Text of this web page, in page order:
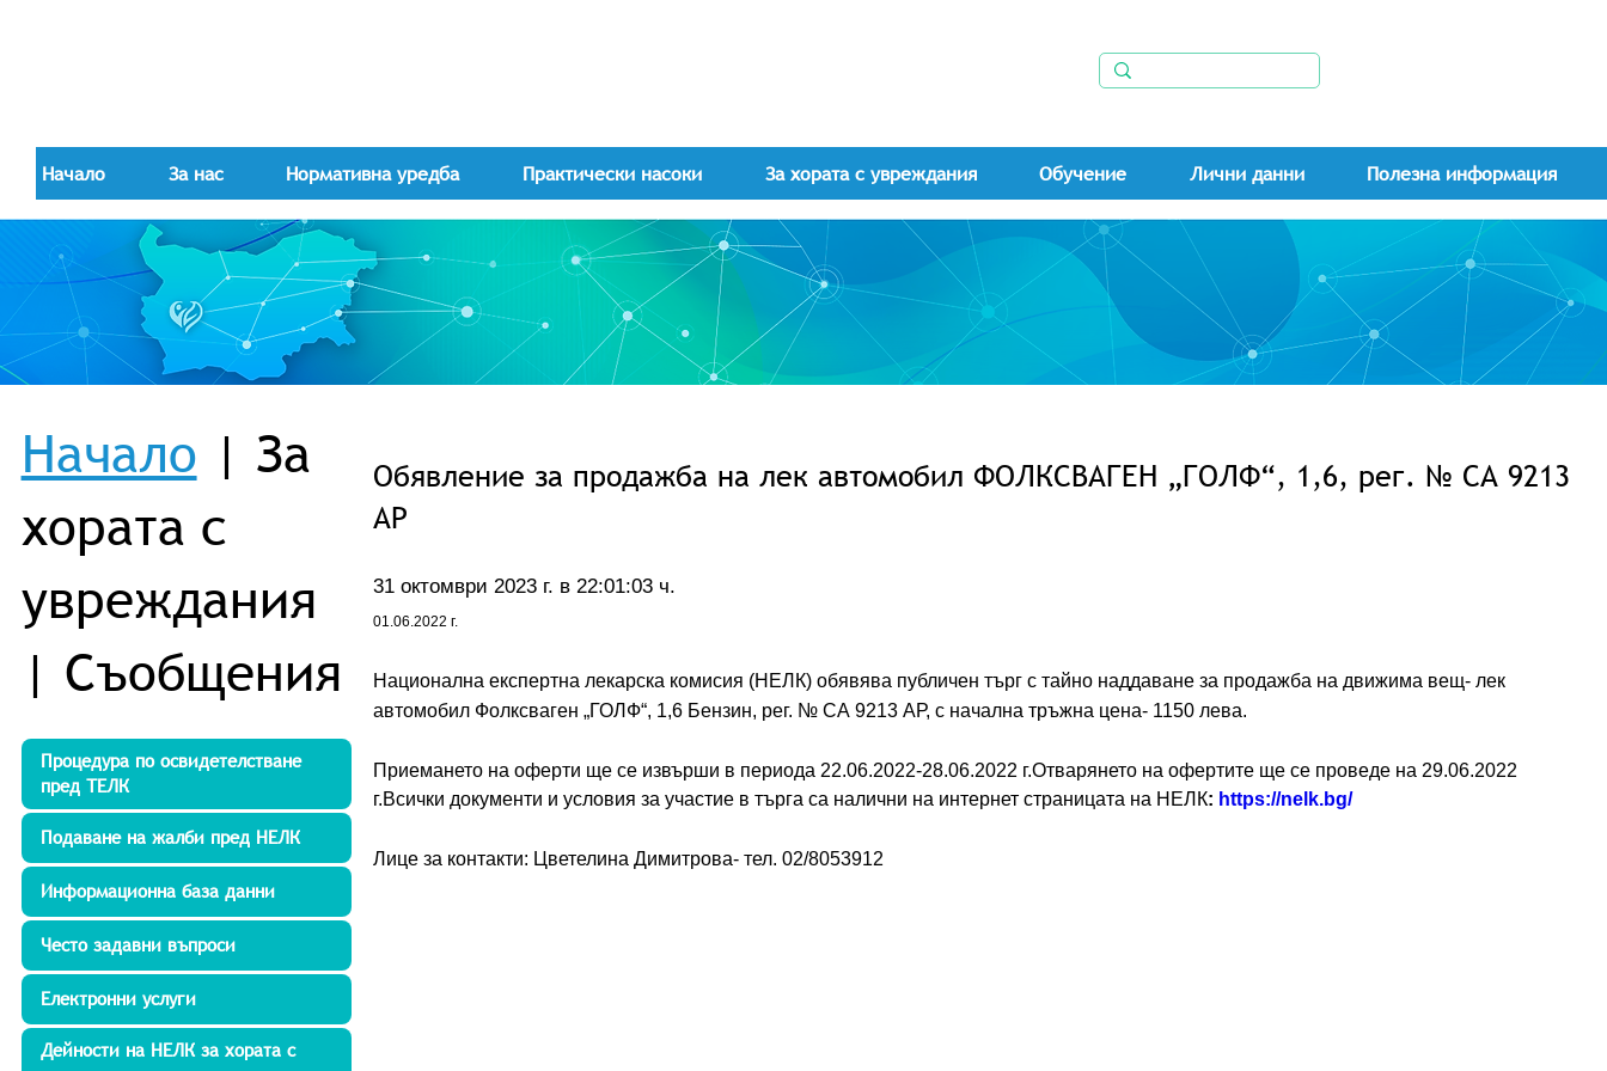
Начало За нас Нормативна уредба Практически насоки За хората с увреждания Обучение Лични данни Полезна информация
Процедура по освидетелстване
пред ТЕЛК
Подаване на жалби пред НЕЛК
Информационна база данни
Дейности на НЕЛК за хората с
Електронни услуги
Често задавни въпроси
Начало | За
хората с
увреждания
| Съобщения
Обявление за продажба на лек автомобил ФОЛКСВАГЕН „ГОЛФ“, 1,6, рег. № СА 9213
АР
01.06.2022 г.
Национална експертна лекарска комисия (НЕЛК) обявява публичен търг с тайно наддаване за продажба на движима вещ- лек
автомобил Фолксваген „ГОЛФ“, 1,6 Бензин, рег. № СА 9213 АР, с начална тръжна цена- 1150 лева.
Приемането на оферти ще се извърши в периода 22.06.2022-28.06.2022 г.Отварянето на офертите ще се проведе на 29.06.2022
г.Всички документи и условия за участие в търга са налични на интернет страницата на НЕЛК: https://nelk.bg/
Лице за контакти: Цветелина Димитрова- тел. 02/8053912
31 октомври 2023 г. в 22:01:03 ч.